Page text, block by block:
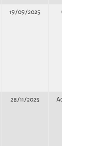
19/09/2025 Concurso
28/11/2025 Adjudicación